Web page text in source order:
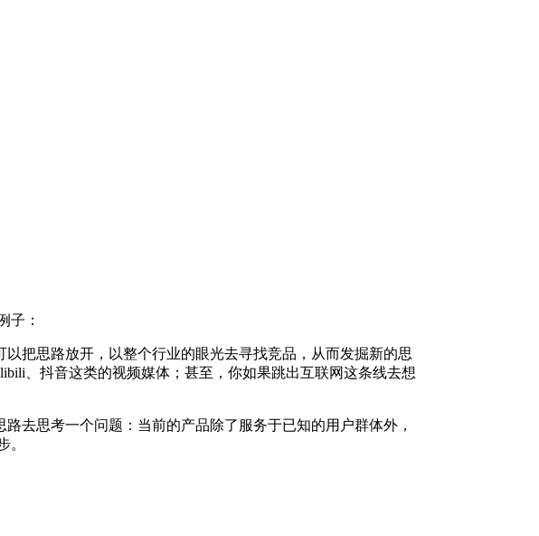
子：
把思路放开，以整个行业的眼光去寻找竞品，从而发掘新的思
、抖音这类的视频媒体；甚至，你如果跳出互联网这条线去想
去思考一个问题：当前的产品除了服务于已知的用户群体外，
。